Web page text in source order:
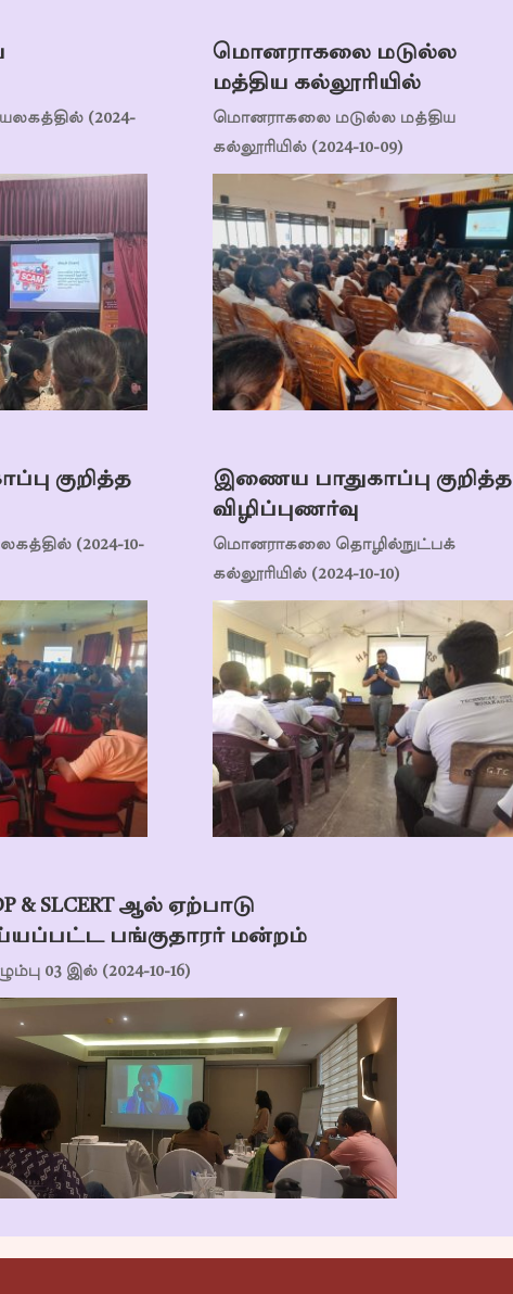
(2024-
மொனராகலை மடுல்ல
மத்திய கல்லூரியில்
மொனராகலை மடுல்ல மத்திய
கல்லூரியில் (2024-10-09)
குறித்த
(2024-10-
இணைய பாதுகாப்பு குறித்த
விழிப்புணர்வு
மொனராகலை தொழில்நுட்பக்
கல்லூரியில் (2024-10-10)
& SLCERT ஆல் ஏற்பாடு
பங்குதாரர் மன்றம்
03 இல் (2024-10-16)